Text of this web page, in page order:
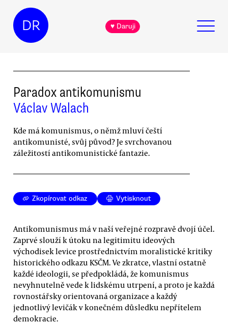
DR ♥ Daruji
Paradox antikomunismu
Václav Walach
Kde má komunismus, o němž mluví čeští
antikomunisté, svůj původ? Je svrchovanou
záležitostí antikomunistické fantazie.
Zkopírovat odkaz Vytisknout
Antikomunismus má v naší veřejné rozpravě dvojí účel.
Zaprvé slouží k útoku na legitimitu ideových
východisek levice prostřednictvím moralistické kritiky
historického odkazu KSČM. Ve zkratce, vlastní ostatně
každé ideologii, se předpokládá, že komunismus
nevyhnutelně vede k lidskému utrpení, a proto je každá
rovnostářsky orientovaná organizace a každý
jednotlivý levičák v konečném důsledku nepřítelem
demokracie.